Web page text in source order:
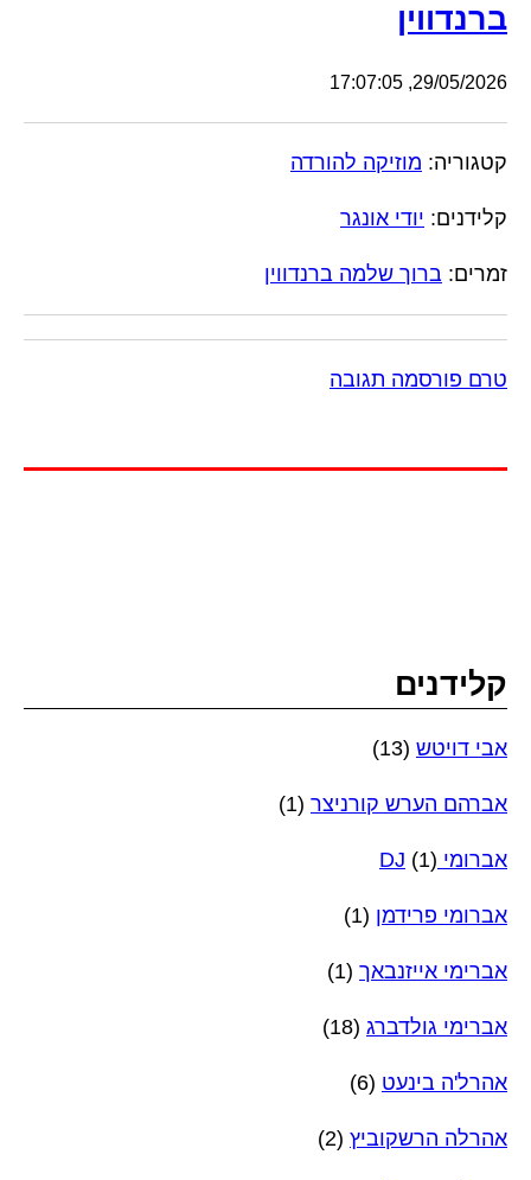
ברנדווין
29/05/2026, 17:07:05
קטגוריה: מוזיקה להורדה
קלידנים: יודי אונגר
זמרים: ברוך שלמה ברנדווין
טרם פורסמה תגובה
קלידנים
אבי דויטש (13)
אברהם הערש קורניצר (1)
אברומי DJ (1)
אברומי פרידמן (1)
אברימי אייזנבאך (1)
אברימי גולדברג (18)
אהרל'ה בינעט (6)
אהרלה הרשקוביץ (2)